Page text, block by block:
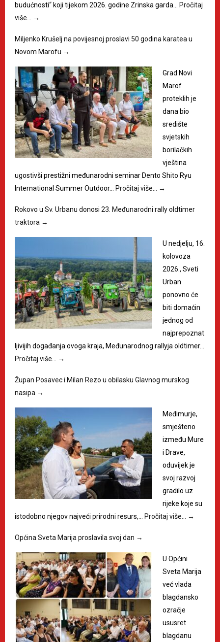
budućnosti“ koji tijekom 2026. godine Zrinska garda…
Pročitaj
više…
→
Miljenko Krušelj na povijesnoj proslavi 50 godina karatea u
Novom Marofu →
Grad Novi
Marof
proteklih je
dana bio
središte
svjetskih
borilačkih
vještina
ugostivši prestižni međunarodni seminar Dento Shito Ryu
International Summer Outdoor…
Pročitaj više… →
Rokovo u Sv. Urbanu donosi 23. Međunarodni rally oldtimer
traktora →
U nedjelju, 16.
kolovoza
2026., Sveti
Urban
ponovno će
biti domaćin
jednog od
najprepoznat
ljivijih događanja ovoga kraja, Međunarodnog rallyja oldtimer…
Pročitaj više…
→
Župan Posavec i Milan Rezo u obilasku Glavnog murskog
nasipa →
Međimurje,
smješteno
između Mure
i Drave,
oduvijek je
svoj razvoj
gradilo uz
rijeke koje su
istodobno njegov najveći prirodni resurs,…
Pročitaj više… →
Općina Sveta Marija proslavila svoj dan →
U Općini
Sveta Marija
već vlada
blagdansko
ozračje
ususret
blagdanu